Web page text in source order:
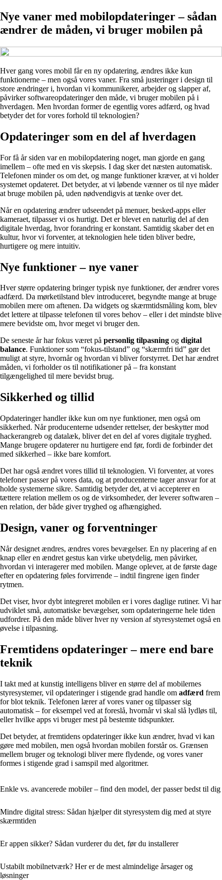
Nye vaner med mobilopdateringer – sådan
ændrer de måden, vi bruger mobilen på
Hver gang vores mobil får en ny opdatering, ændres ikke kun
funktionerne – men også vores vaner. Fra små justeringer i design til
store ændringer i, hvordan vi kommunikerer, arbejder og slapper af,
påvirker softwareopdateringer den måde, vi bruger mobilen på i
hverdagen. Men hvordan former de egentlig vores adfærd, og hvad
betyder det for vores forhold til teknologien?
Opdateringer som en del af hverdagen
For få år siden var en mobilopdatering noget, man gjorde en gang
imellem – ofte med en vis skepsis. I dag sker det næsten automatisk.
Telefonen minder os om det, og mange funktioner kræver, at vi holder
systemet opdateret. Det betyder, at vi løbende vænner os til nye måder
at bruge mobilen på, uden nødvendigvis at tænke over det.
Når en opdatering ændrer udseendet på menuer, besked-apps eller
kameraet, tilpasser vi os hurtigt. Det er blevet en naturlig del af den
digitale hverdag, hvor forandring er konstant. Samtidig skaber det en
kultur, hvor vi forventer, at teknologien hele tiden bliver bedre,
hurtigere og mere intuitiv.
Nye funktioner – nye vaner
Hver større opdatering bringer typisk nye funktioner, der ændrer vores
adfærd. Da mørketilstand blev introduceret, begyndte mange at bruge
mobilen mere om aftenen. Da widgets og skærmtidsmåling kom, blev
det lettere at tilpasse telefonen til vores behov – eller i det mindste blive
mere bevidste om, hvor meget vi bruger den.
De seneste år har fokus været på personlig tilpasning og digital
balance. Funktioner som “fokus-tilstand” og “skærmfri tid” gør det
muligt at styre, hvornår og hvordan vi bliver forstyrret. Det har ændret
måden, vi forholder os til notifikationer på – fra konstant
tilgængelighed til mere bevidst brug.
Sikkerhed og tillid
Opdateringer handler ikke kun om nye funktioner, men også om
sikkerhed. Når producenterne udsender rettelser, der beskytter mod
hackerangreb og datalæk, bliver det en del af vores digitale tryghed.
Mange brugere opdaterer nu hurtigere end før, fordi de forbinder det
med sikkerhed – ikke bare komfort.
Det har også ændret vores tillid til teknologien. Vi forventer, at vores
telefoner passer på vores data, og at producenterne tager ansvar for at
holde systemerne sikre. Samtidig betyder det, at vi accepterer en
tættere relation mellem os og de virksomheder, der leverer softwaren –
en relation, der både giver tryghed og afhængighed.
Design, vaner og forventninger
Når designet ændres, ændres vores bevægelser. En ny placering af en
knap eller en ændret gestus kan virke ubetydelig, men påvirker,
hvordan vi interagerer med mobilen. Mange oplever, at de første dage
efter en opdatering føles forvirrende – indtil fingrene igen finder
rytmen.
Det viser, hvor dybt integreret mobilen er i vores daglige rutiner. Vi har
udviklet små, automatiske bevægelser, som opdateringerne hele tiden
udfordrer. På den måde bliver hver ny version af styresystemet også en
øvelse i tilpasning.
Fremtidens opdateringer – mere end bare
teknik
I takt med at kunstig intelligens bliver en større del af mobilernes
styresystemer, vil opdateringer i stigende grad handle om adfærd frem
for blot teknik. Telefonen lærer af vores vaner og tilpasser sig
automatisk – for eksempel ved at foreslå, hvornår vi skal slå lydløs til,
eller hvilke apps vi bruger mest på bestemte tidspunkter.
Det betyder, at fremtidens opdateringer ikke kun ændrer, hvad vi kan
gøre med mobilen, men også hvordan mobilen forstår os. Grænsen
mellem bruger og teknologi bliver mere flydende, og vores vaner
formes i stigende grad i samspil med algoritmer.
Enkle vs. avancerede mobiler – find den model, der passer bedst til dig
Mindre digital stress: Sådan hjælper dit styresystem dig med at styre
skærmtiden
Er appen sikker? Sådan vurderer du det, før du installerer
Ustabilt mobilnetværk? Her er de mest almindelige årsager og
løsninger